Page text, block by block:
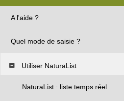
A l'aide ?
Quel mode de saisie ?
Utiliser NaturaList
NaturaList : liste temps réel